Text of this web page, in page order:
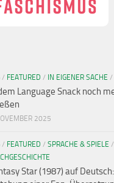
/ FEATURED / IN EIGENER SACHE /
Language Snack noch
2025
/ FEATURED / SPRACHE & SPIELE /
Star (1987) auf